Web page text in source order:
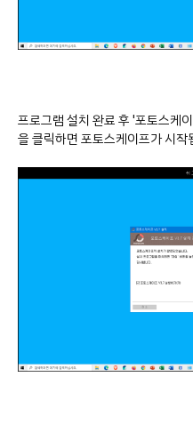
프로그램 설치 완료 후 '포토스케
을 클릭하면 포토스케이프가 시작